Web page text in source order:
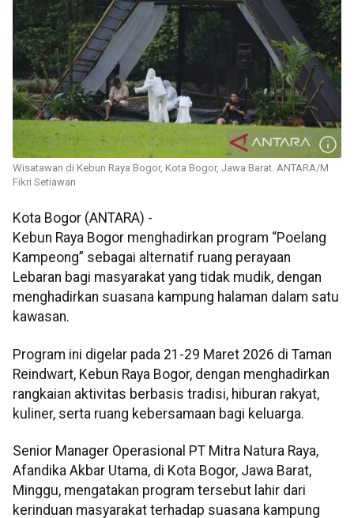
Wisatawan di Kebun Raya Bogor, Kota Bogor, Jawa Barat. ANTARA/M
Fikri Setiawan
Kota Bogor (ANTARA) -
Kebun Raya Bogor menghadirkan program “Poelang
Kampeong” sebagai alternatif ruang perayaan
Lebaran bagi masyarakat yang tidak mudik, dengan
menghadirkan suasana kampung halaman dalam satu
kawasan.
Program ini digelar pada 21-29 Maret 2026 di Taman
Reindwart, Kebun Raya Bogor, dengan menghadirkan
rangkaian aktivitas berbasis tradisi, hiburan rakyat,
kuliner, serta ruang kebersamaan bagi keluarga.
Senior Manager Operasional PT Mitra Natura Raya,
Afandika Akbar Utama, di Kota Bogor, Jawa Barat,
Minggu, mengatakan program tersebut lahir dari
kerinduan masyarakat terhadap suasana kampung